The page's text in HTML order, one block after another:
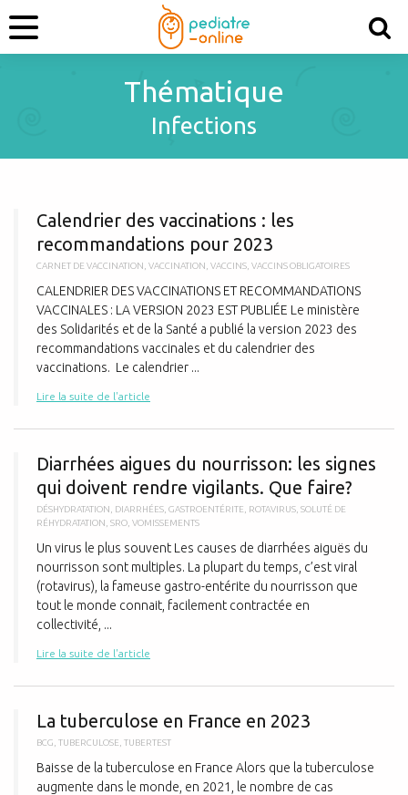
Thématique
Infections
Calendrier des vaccinations : les
recommandations pour 2023
CARNET DE VACCINATION VACCINATION VACCINS VACCINS OBLIGATOIRES
CALENDRIER DES VACCINATIONS ET RECOMMANDATIONS
VACCINALES : LA VERSION 2023 EST PUBLIÉE Le ministère
des Solidarités et de la Santé a publié la version 2023 des
recommandations vaccinales et du calendrier des
vaccinations. Le calendrier ...
Lire la suite de l'article
Diarrhées aigues du nourrisson: les signes
qui doivent rendre vigilants. Que faire?
DÉSHYDRATATION DIARRHÉES GASTROENTÉRITE ROTAVIRUS SOLUTÉ DE
RÉHYDRATATION SRO VOMISSEMENTS
Un virus le plus souvent Les causes de diarrhées aiguës du
nourrisson sont multiples. La plupart du temps, c’est viral
(rotavirus), la fameuse gastro-entérite du nourrisson que
tout le monde connait, facilement contractée en
collectivité, ...
Lire la suite de l'article
La tuberculose en France en 2023
BCG TUBERCULOSE TUBERTEST
Baisse de la tuberculose en France Alors que la tuberculose
augmente dans le monde, en 2021, le nombre de cas